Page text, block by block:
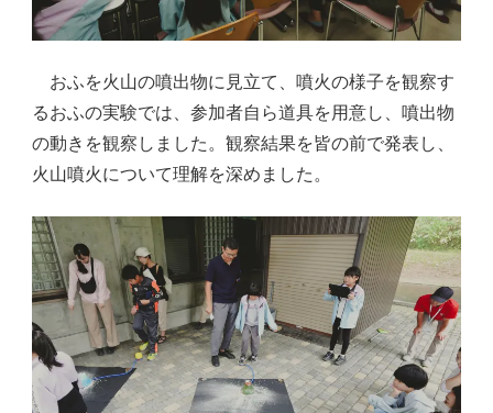
おふを火山の噴出物に見立て、噴火の様子を観察す
るおふの実験では、参加者自ら道具を用意し、噴出物
の動きを観察しました。観察結果を皆の前で発表し、
火山噴火について理解を深めました。